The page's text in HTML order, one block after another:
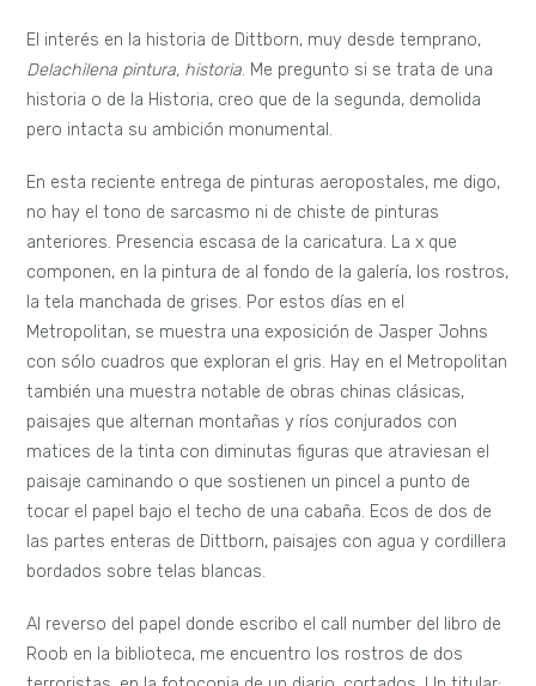
El interés en la historia de Dittborn, muy desde temprano,
Delachilena pintura, historia. Me pregunto si se trata de una
historia o de la Historia, creo que de la segunda, demolida
pero intacta su ambición monumental.
En esta reciente entrega de pinturas aeropostales, me digo,
no hay el tono de sarcasmo ni de chiste de pinturas
anteriores. Presencia escasa de la caricatura. La x que
componen, en la pintura de al fondo de la galería, los rostros,
la tela manchada de grises. Por estos días en el
Metropolitan, se muestra una exposición de Jasper Johns
con sólo cuadros que exploran el gris. Hay en el Metropolitan
también una muestra notable de obras chinas clásicas,
paisajes que alternan montañas y ríos conjurados con
matices de la tinta con diminutas figuras que atraviesan el
paisaje caminando o que sostienen un pincel a punto de
tocar el papel bajo el techo de una cabaña. Ecos de dos de
las partes enteras de Dittborn, paisajes con agua y cordillera
bordados sobre telas blancas.
Al reverso del papel donde escribo el call number del libro de
Roob en la biblioteca, me encuentro los rostros de dos